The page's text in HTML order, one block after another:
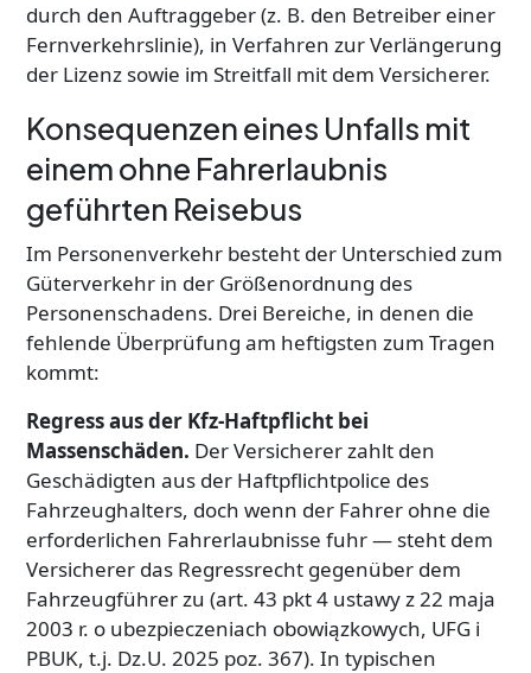
durch den Auftraggeber (z. B. den Betreiber einer
Fernverkehrslinie), in Verfahren zur Verlängerung
der Lizenz sowie im Streitfall mit dem Versicherer.
Konsequenzen eines Unfalls mit
einem ohne Fahrerlaubnis
geführten Reisebus
Im Personenverkehr besteht der Unterschied zum
Güterverkehr in der Größenordnung des
Personenschadens. Drei Bereiche, in denen die
fehlende Überprüfung am heftigsten zum Tragen
kommt:
Regress aus der Kfz-Haftpflicht bei
Massenschäden. Der Versicherer zahlt den
Geschädigten aus der Haftpflichtpolice des
Fahrzeughalters, doch wenn der Fahrer ohne die
erforderlichen Fahrerlaubnisse fuhr — steht dem
Versicherer das Regressrecht gegenüber dem
Fahrzeugführer zu (art. 43 pkt 4 ustawy z 22 maja
2003 r. o ubezpieczeniach obowiązkowych, UFG i
PBUK, t.j. Dz.U. 2025 poz. 367). In typischen